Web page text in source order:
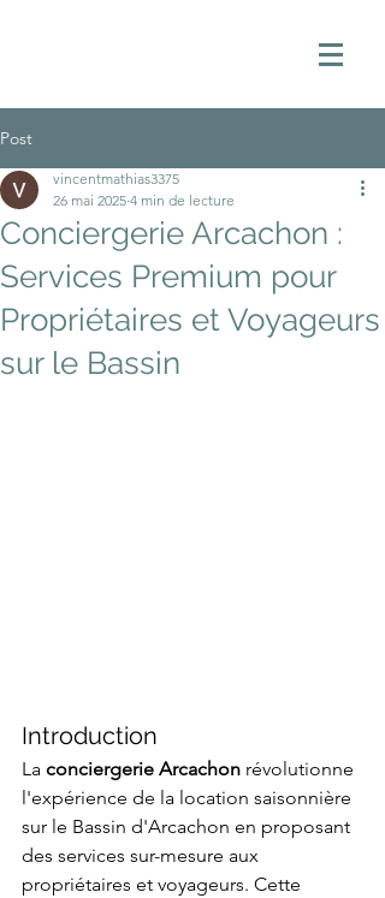
Post
Conciergerie Arcachon :
Services Premium pour
Propriétaires et Voyageurs
sur le Bassin
vincentmathias3375
26 mai 2025 4 min de lecture
Introduction
La conciergerie Arcachon révolutionne
l'expérience de la location saisonnière
sur le Bassin d'Arcachon en proposant
des services sur-mesure aux
propriétaires et voyageurs. Cette